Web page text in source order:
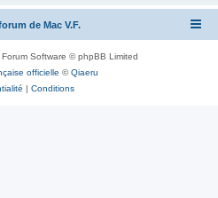
de Mac V.F.
Software © phpBB Limited
officielle ©Qiaeru
| Conditions